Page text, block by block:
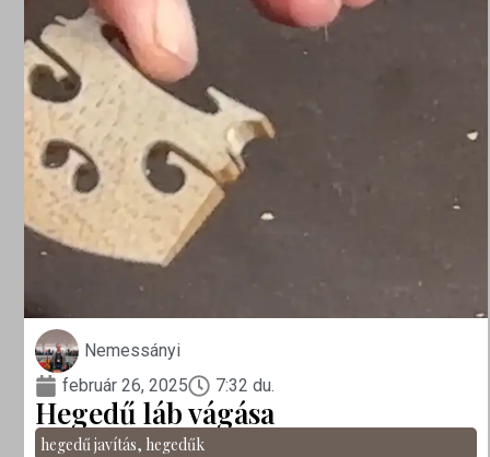
Nemessányi
február 26, 2025
7:32 du.
Hegedű láb vágása
hegedű javítás, hegedűk